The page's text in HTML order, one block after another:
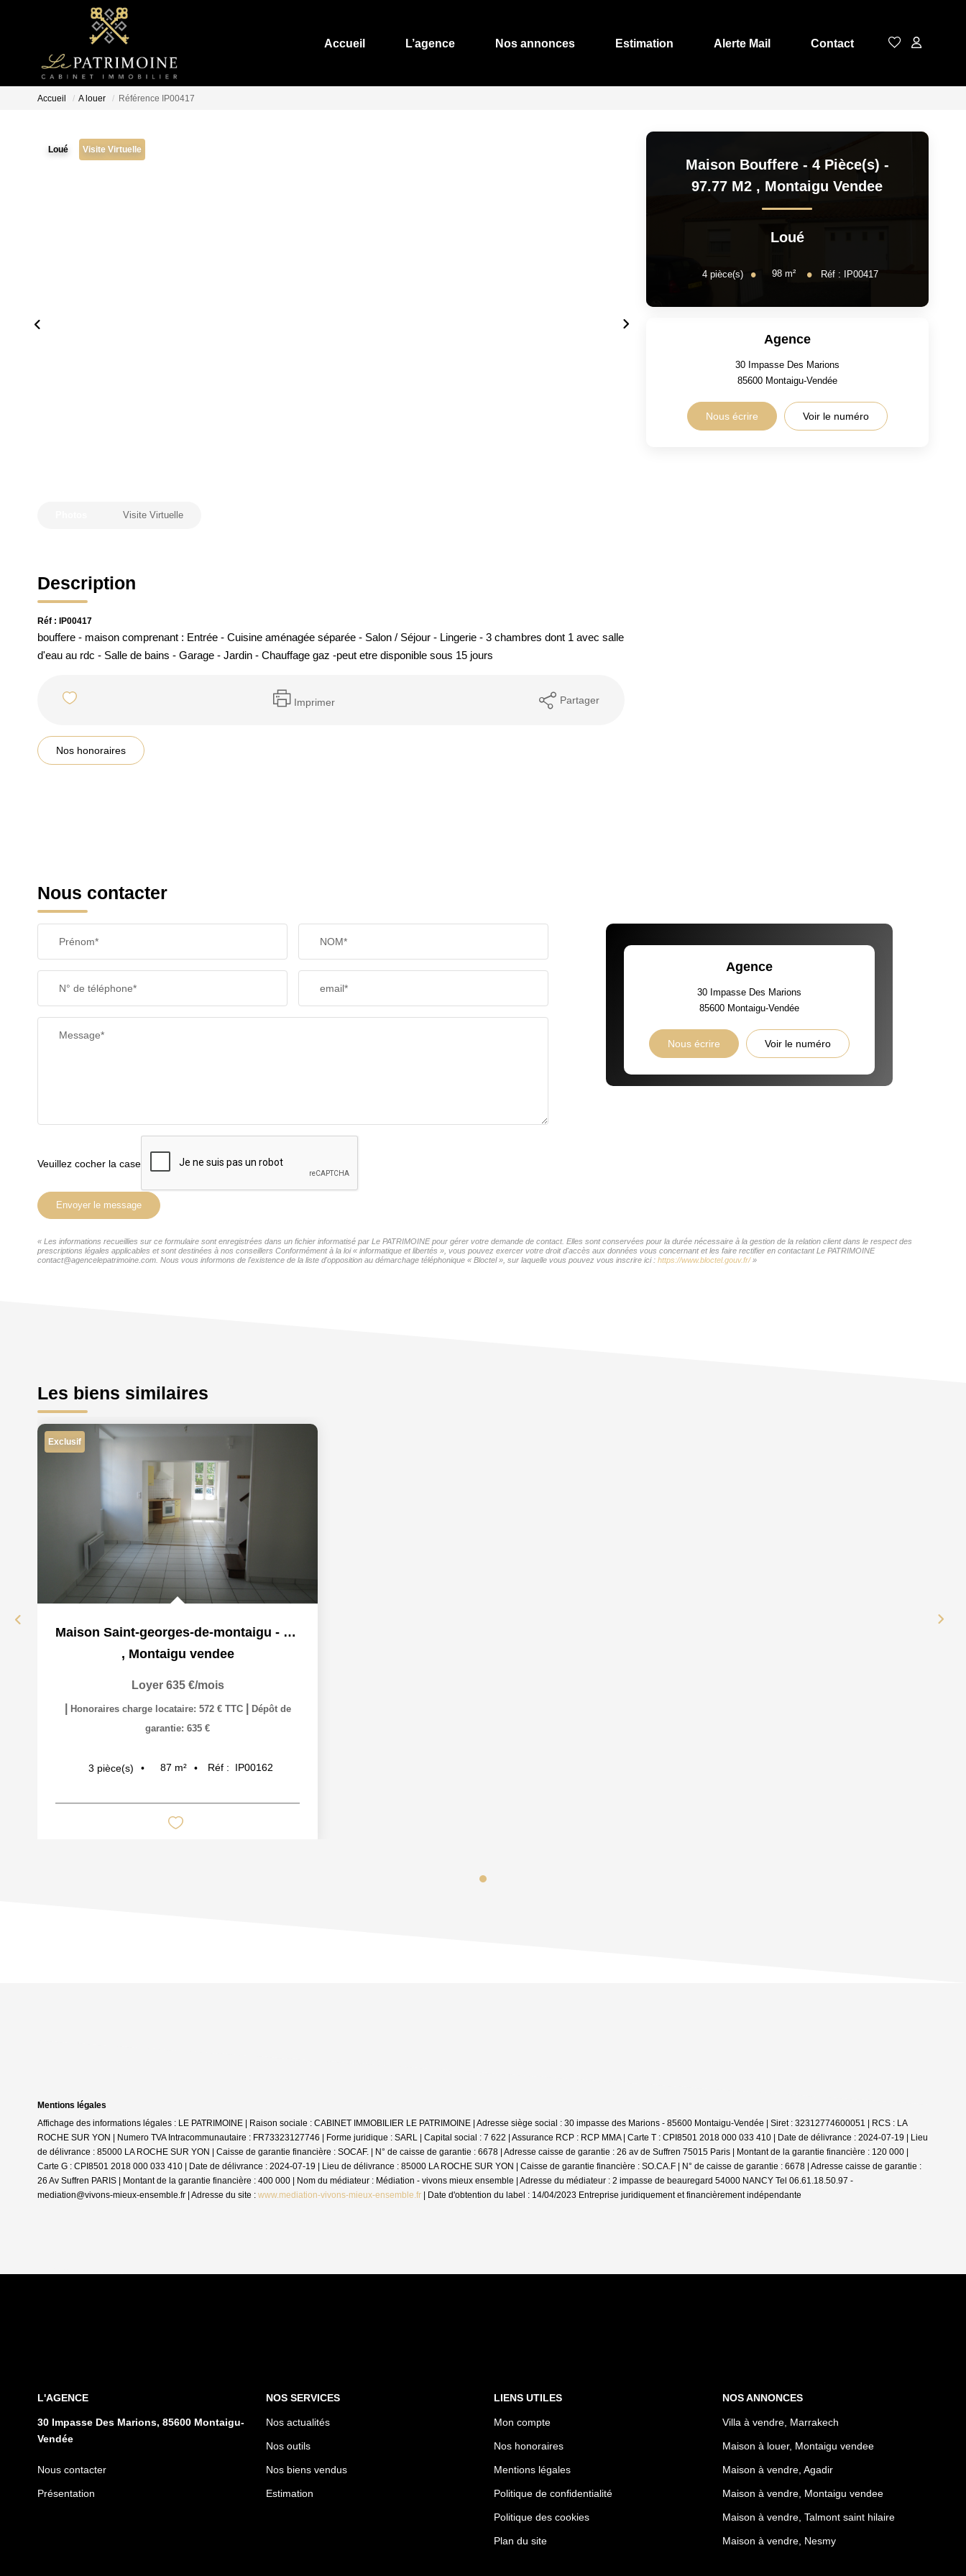
Accueil L’agence Nos annonces Estimation Alerte Mail Contact
Accueil A louer Référence IP00417
Loué Visite Virtuelle
Visite Virtuelle
Description
Réf : IP00417
bouffere - maison comprenant : Entrée - Cuisine aménagée séparée - Salon / Séjour - Lingerie - 3 chambres dont 1 avec salle
d'eau au rdc - Salle de bains - Garage - Jardin - Chauffage gaz -peut etre disponible sous 15 jours
Imprimer Partager
Nos honoraires
Maison Bouffere - 4 Pièce(s) -
97.77 M2 , Montaigu Vendee
Loué
4 pièce(s) 98 m² Réf : IP00417
Agence
30 Impasse Des Marions
85600 Montaigu-Vendée
Nous écrire Voir le numéro
Nous contacter
Prénom* NOM*
N° de téléphone* email*
Message*
Veuillez cocher la case
Envoyer le message
Agence
30 Impasse Des Marions
85600 Montaigu-Vendée
Nous écrire Voir le numéro
« Les informations recueillies sur ce formulaire sont enregistrées dans un fichier informatisé par Le PATRIMOINE pour gérer votre demande de contact. Elles sont conservées pour la durée nécessaire à la gestion de la relation client dans le respect des
prescriptions légales applicables et sont destinées à nos conseillers Conformément à la loi « informatique et libertés », vous pouvez exercer votre droit d'accès aux données vous concernant et les faire rectifier en contactant Le PATRIMOINE
contact@agencelepatrimoine.com. Nous vous informons de l'existence de la liste d'opposition au démarchage téléphonique « Bloctel », sur laquelle vous pouvez vous inscrire ici : https://www.bloctel.gouv.fr/»
Les biens similaires
Exclusif
Maison Saint-georges-de-montaigu - 3 Pièce(s) - 80 M2
, Montaigu vendee
Loyer 635 €/mois
Honoraires charge locataire: 572 € TTC
Dépôt de
garantie: 635 €
3 pièce(s) 87 m² Réf : IP00162
Mentions légales
Affichage des informations légales : LE PATRIMOINE | Raison sociale : CABINET IMMOBILIER LE PATRIMOINE | Adresse siège social : 30 impasse des Marions - 85600 Montaigu-Vendée | Siret : 32312774600051 | RCS : LA
ROCHE SUR YON | Numero TVA Intracommunautaire : FR73323127746 | Forme juridique : SARL | Capital social : 7 622 | Assurance RCP : RCP MMA | Carte T : CPI8501 2018 000 033 410 | Date de délivrance : 2024-07-19 | Lieu
de délivrance : 85000 LA ROCHE SUR YON | Caisse de garantie financière : SOCAF. | N° de caisse de garantie : 6678 | Adresse caisse de garantie : 26 av de Suffren 75015 Paris | Montant de la garantie financière : 120 000 |
Carte G : CPI8501 2018 000 033 410 | Date de délivrance : 2024-07-19 | Lieu de délivrance : 85000 LA ROCHE SUR YON | Caisse de garantie financière : SO.CA.F | N° de caisse de garantie : 6678 | Adresse caisse de garantie :
26 Av Suffren PARIS | Montant de la garantie financière : 400 000 | Nom du médiateur : Médiation - vivons mieux ensemble | Adresse du médiateur : 2 impasse de beauregard 54000 NANCY Tel 06.61.18.50.97 -
mediation@vivons-mieux-ensemble.fr | Adresse du site : www.mediation-vivons-mieux-ensemble.fr | Date d'obtention du label : 14/04/2023 Entreprise juridiquement et financièrement indépendante
L'AGENCE
30 Impasse Des Marions, 85600 Montaigu-
Vendée
Nous contacter
Présentation
NOS SERVICES
Nos actualités
Nos outils
Nos biens vendus
Estimation
LIENS UTILES
Mon compte
Nos honoraires
Mentions légales
Politique de confidentialité
Politique des cookies
Plan du site
NOS ANNONCES
Villa à vendre, Marrakech
Maison à louer, Montaigu vendee
Maison à vendre, Agadir
Maison à vendre, Montaigu vendee
Maison à vendre, Talmont saint hilaire
Maison à vendre, Nesmy